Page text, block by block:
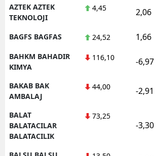
AZTEK AZTEK
TEKNOLOJI
4,45 2,06
BAGFS BAGFAS 24,52 1,66
BAHKM BAHADIR
KIMYA
116,10 -6,97
BAKAB BAK
AMBALAJ
44,00 -2,91
BALAT
BALATACILAR
BALATACILIK
73,25
-3,30